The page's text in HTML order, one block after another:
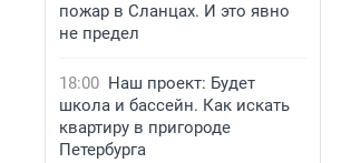
пожар в Сланцах. И это явно
не предел
18:00 Наш проект: Будет
школа и бассейн. Как искать
квартиру в пригороде
Петербурга